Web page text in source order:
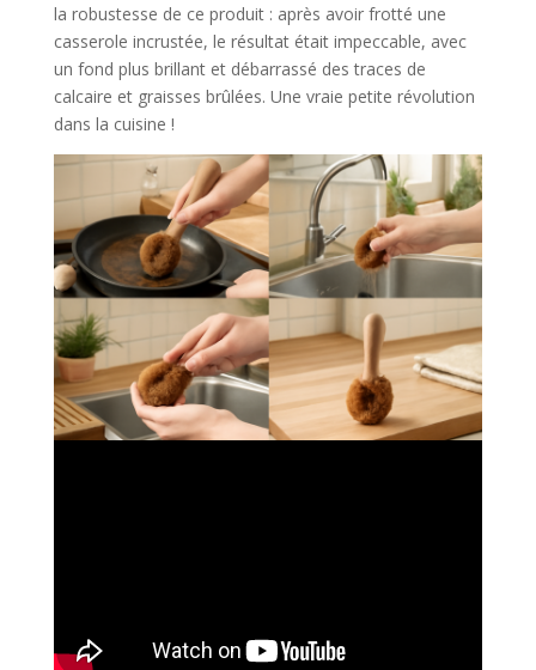
la robustesse de ce produit : après avoir frotté une
casserole incrustée, le résultat était impeccable, avec
un fond plus brillant et débarrassé des traces de
calcaire et graisses brûlées. Une vraie petite révolution
dans la cuisine !